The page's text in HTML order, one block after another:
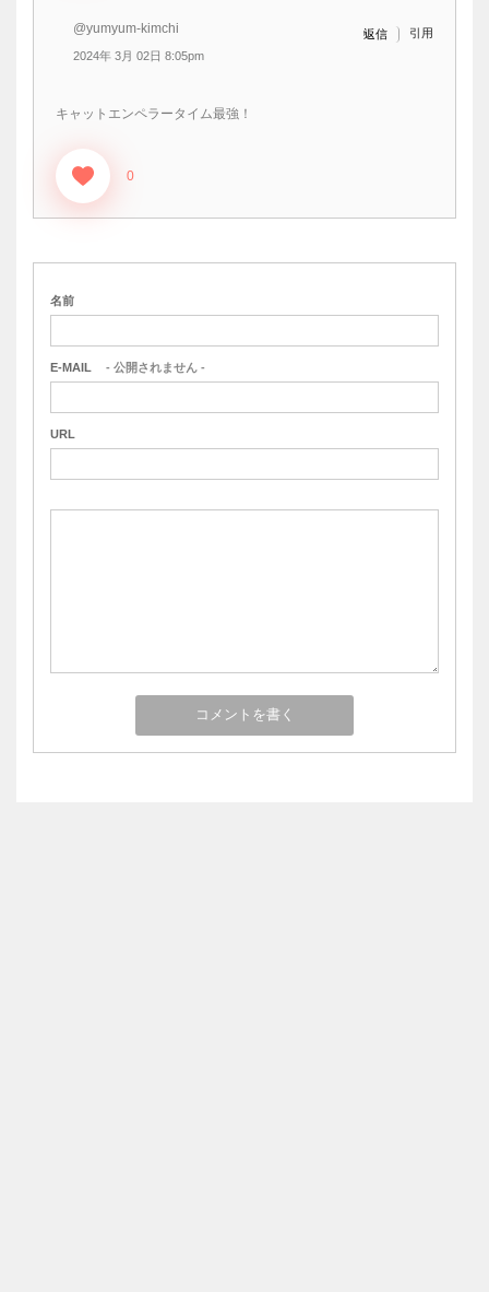
@yumyum-kimchi
2024年 3月 02日 8:05pm
返信 引用
キャットエンペラータイム最強！
0
名前
E-MAIL - 公開されません -
URL